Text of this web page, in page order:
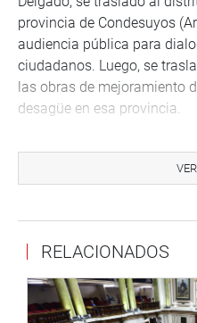
provincia de Condesuyos
audiencia pública para
ciudadanos. Luego, se
las obras de mejoramiento
desagüe en esa provincia.
del Programa Agro Ideas y
Castilla; y de los proyectos
Entretanto, el congresista
Semana de Representación
electoral de Trujillo (La
integrantes de la
RELACIONADOS